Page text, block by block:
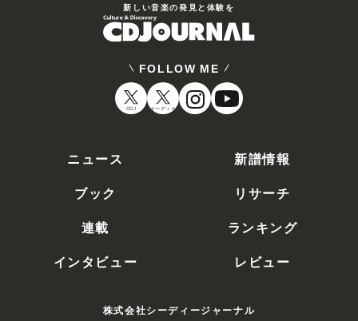
新しい⾳楽の発⾒と体験を
FOLLOW ME
CDJ オーディオ
ニュース
新譜情報
ブック
リサーチ
連載
ランキング
インタビュー
レビュー
株式会社シーディージャーナル